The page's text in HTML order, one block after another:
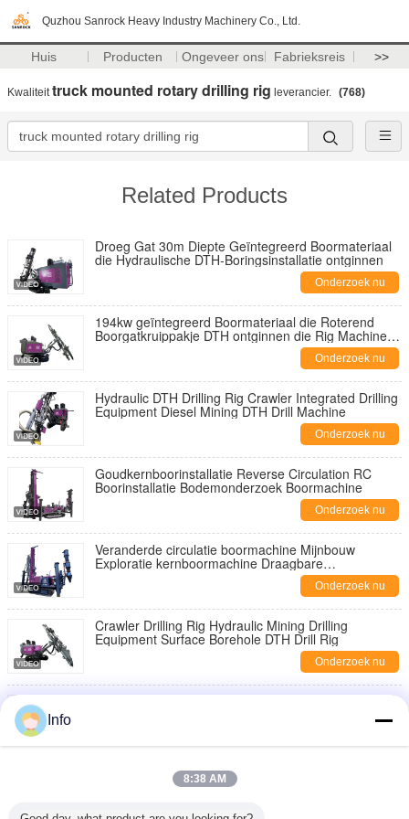
Quzhou Sanrock Heavy Industry Machinery Co., Ltd.
Huis Producten Ongeveer ons Fabrieksreis >>
Kwaliteittruck mounted rotary drilling rig leverancier. (768)
Related Products
Droeg Gat 30m Diepte Geïntegreerd Boormateriaal
die Hydraulische DTH-Boringsinstallatie ontginnen
Onderzoek nu
194kw geïntegreerd Boormateriaal die Roterend
Boorgatkruippakje DTH ontginnen die Rig Machine
Onderzoek nu
Hydraulic DTH Drilling Rig Crawler Integrated Drilling
Equipment Diesel Mining DTH Drill Machine
Onderzoek nu
Goudkernboorinstallatie Reverse Circulation RC
Boorinstallatie Bodemonderzoek Boormachine
Onderzoek nu
Veranderde circulatie boormachine Mijnbouw
Exploratie kernboormachine Draagbare
Onderzoek nu
Crawler Drilling Rig Hydraulic Mining Drilling
Equipment Surface Borehole DTH Drill Rig
Onderzoek nu
R22 R25 R28 R32 R38 R38 T38 T45 T51 slijtvast
Info
8:38 AM